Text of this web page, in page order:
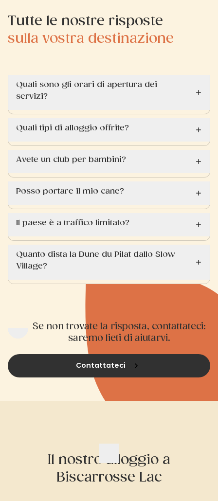
Tutte le nostre risposte
sulla vostra destinazione
Quali sono gli orari di apertura dei
servizi?
Quali tipi di alloggio offrite?
Avete un club per bambini?
Posso portare il mio cane?
Il paese è a traffico limitato?
Quanto dista la Dune du Pilat dallo Slow
Village?
Se non trovate la risposta, contattateci:
saremo lieti di aiutarvi.
Contattateci
Il nostro alloggio a
Biscarrosse Lac